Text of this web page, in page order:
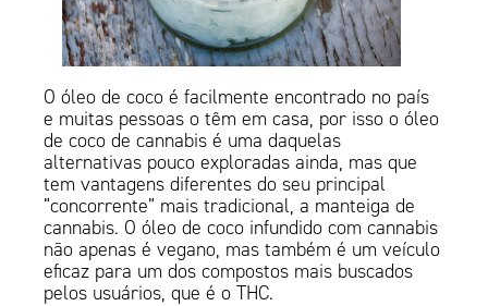
O óleo de coco é facilmente encontrado no país
e muitas pessoas o têm em casa, por isso o óleo
de coco de cannabis é uma daquelas
alternativas pouco exploradas ainda, mas que
tem vantagens diferentes do seu principal
“concorrente” mais tradicional, a manteiga de
cannabis. O óleo de coco infundido com cannabis
não apenas é vegano, mas também é um veículo
eficaz para um dos compostos mais buscados
pelos usuários, que é o THC.